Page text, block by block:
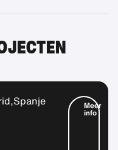
Spanje Meer
info